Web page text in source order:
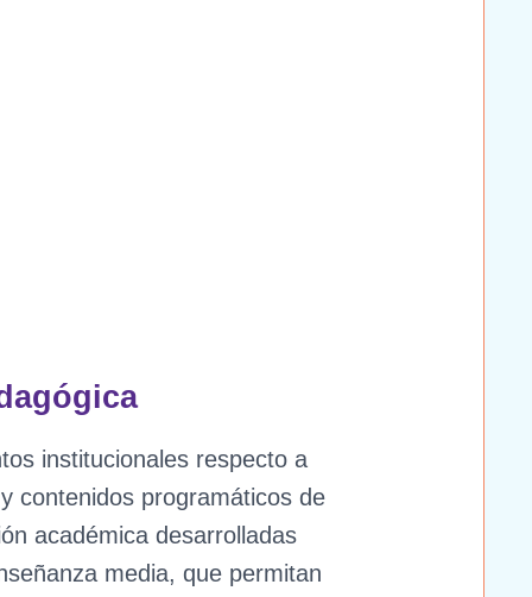
institucionales respecto a
contenidos programáticos de
académica desarrolladas
media, que permitan